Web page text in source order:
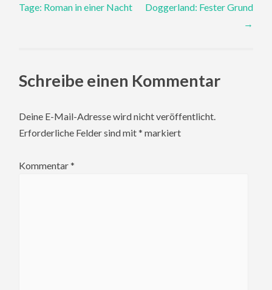
navigation
Tage: Roman in einer Nacht
Doggerland: Fester Grund
→
Schreibe einen Kommentar
Deine E-Mail-Adresse wird nicht veröffentlicht.
Erforderliche Felder sind mit* markiert
Kommentar*